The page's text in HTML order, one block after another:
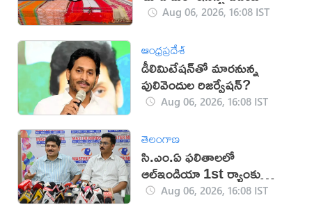
Aug 06, 2026, 16:08 IST
ఆంధ్రప్రదేశ్
డీలిమిటేషన్‌తో మారనున్న
పులివెందుల రిజర్వేషన్?
Aug 06, 2026, 16:08 IST
తెలంగాణ
సి.ఎం.ఏ ఫలితాలలో
ఆల్ఇండియా 1st ర్యాంకు
సాధించిన మాస్టర్‌మైండ్స్
Aug 06, 2026, 16:08 IST